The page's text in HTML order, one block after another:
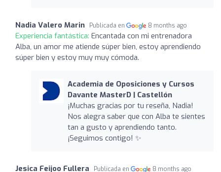
Nadia Valero Marin Publicada en 8 months ago
Experiencia fantástica: Encantada con mi entrenadora
Alba, un amor me atiende súper bien, estoy aprendiendo
súper bien y estoy muy muy cómoda.
Academia de Oposiciones y Cursos
Davante MasterD | Castellón
¡Muchas gracias por tu reseña, Nadia!
Nos alegra saber que con Alba te sientes
tan a gusto y aprendiendo tanto.
¡Seguimos contigo! ✨
Jesica Feijoo Fullera Publicada en 8 months ago